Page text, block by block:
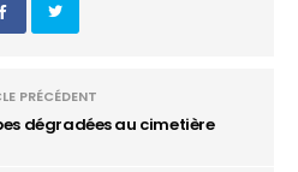
PRÉCÉDENT
dégradées au cimetière